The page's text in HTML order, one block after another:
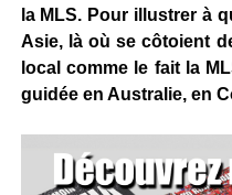
la MLS. Pour illustrer à
Asie, là où se côtoient
local comme le fait la
guidée en Australie, en